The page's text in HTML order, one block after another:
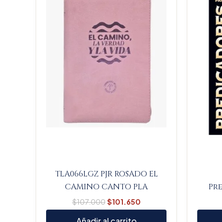
TLA066LGZ PJR ROSADO EL
CAMINO CANTO PLA
$107.000$101.650